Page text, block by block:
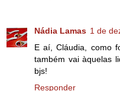
Nádia Lamas 1 de
E aí, Cláudia, como
também vai àquelas
bjs!
Responder